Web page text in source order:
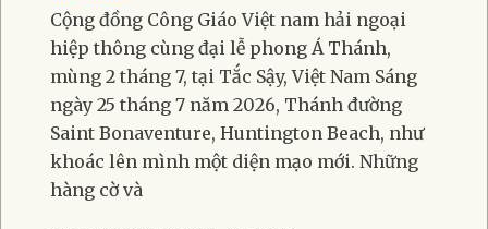
Cộng đồng Công Giáo Việt nam hải ngoại
hiệp thông cùng đại lễ phong Á Thánh,
mùng 2 tháng 7, tại Tắc Sậy, Việt Nam Sáng
ngày 25 tháng 7 năm 2026, Thánh đường
Saint Bonaventure, Huntington Beach, như
khoác lên mình một diện mạo mới. Những
hàng cờ và